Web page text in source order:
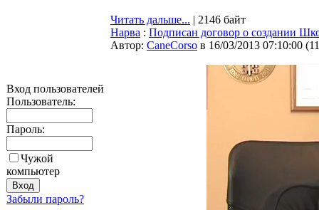
Вход пользователей
Пользователь:
Пароль:
Чужой
компьютер
Забыли пароль?
Читать дальше... | 2146 байт
Нарва : Подписан договор о создании
Автор: CaneCorso в 16/03/2013 07:10:00 (